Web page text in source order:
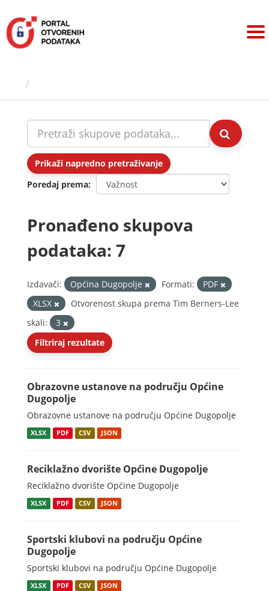
sadržaj
Prikaži napredno pretraživanje
Poredaj prema
Pronađeno skupova
podataka: 7
Izdavači: Općina Dugopolje Formati:
PDF
XLSX
Otvorenost skupa prema Tim Berners-Lee
skali:
3
Filtriraj rezultate
Obrazovne ustanove na području Općine
Dugopolje
Obrazovne ustanove na području Općine Dugopolje
XLSX PDF CSV JSON
Reciklažno dvorište Općine Dugopolje
Reciklažno dvorište Općine Dugopolje
XLSX PDF CSV JSON
Sportski klubovi na području Općine
Dugopolje
Sportski klubovi na području Općine Dugopolje
XLSX PDF CSV JSON